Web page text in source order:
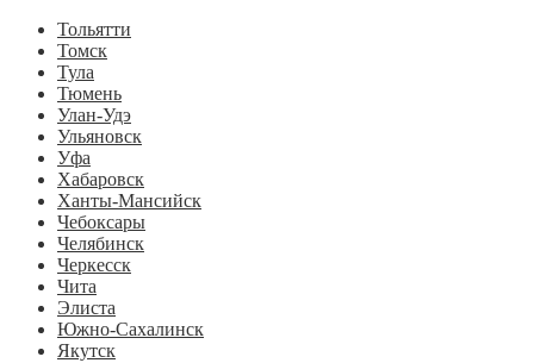
Тольятти
Томск
Тула
Тюмень
Улан-Удэ
Ульяновск
Уфа
Хабаровск
Ханты-Мансийск
Чебоксары
Челябинск
Черкесск
Чита
Элиста
Южно-Сахалинск
Якутск